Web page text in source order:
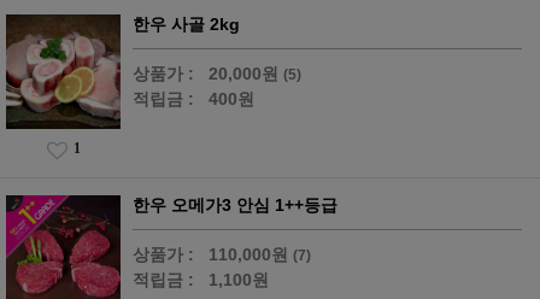
한우 사골 2kg
상품가 : 20,000원 (5)
적립금 : 400원
1
한우 오메가3 안심 1++등급
상품가 : 110,000원 (7)
적립금 : 1,100원